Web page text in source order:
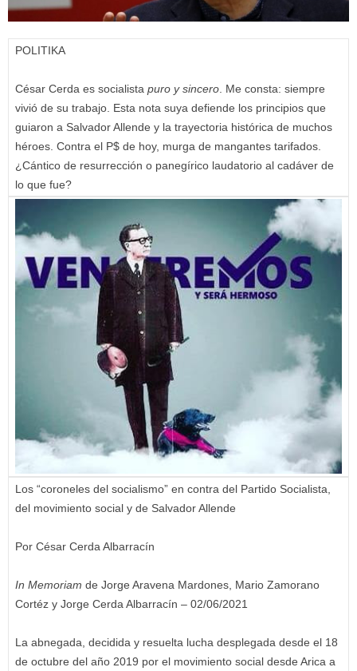
POLITIKA
César Cerda es socialista puro y sincero . Me consta: siempre
vivió de su trabajo. Esta nota suya defiende los principios que
guiaron a Salvador Allende y la trayectoria histórica de muchos
héroes. Contra el P$ de hoy, murga de mangantes tarifados.
¿Cántico de resurrección o panegírico laudatorio al cadáver de
lo que fue?
Los “coroneles del socialismo” en contra del Partido Socialista,
del movimiento social y de Salvador Allende
Por César Cerda Albarracín
In Memoriam de Jorge Aravena Mardones, Mario Zamorano
Cortéz y Jorge Cerda Albarracín – 02/06/2021
La abnegada, decidida y resuelta lucha desplegada desde el 18
de octubre del año 2019 por el movimiento social desde Arica a